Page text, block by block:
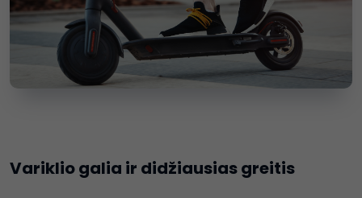
Variklio galia ir didžiausias greitis